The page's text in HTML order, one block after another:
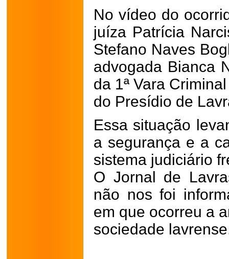
No vídeo do
juíza Patrícia
Stefano Naves
advogada Bianca
da 1ª Vara
do Presídio de
Essa situação
a segurança e a
sistema judiciário
O Jornal de
não nos foi
em que ocorreu a
sociedade